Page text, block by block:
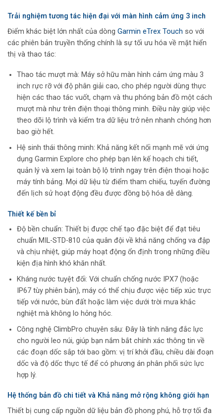
Trải nghiệm tương tác hiện đại với màn hình cảm ứng 3 inch
Điểm khác biệt lớn nhất của dòng Garmin eTrex Touch so với
các phiên bản truyền thống chính là sự tối ưu hóa về mặt hiển
thị và thao tác:
Thao tác mượt mà: Máy sở hữu màn hình cảm ứng màu 3
inch rực rỡ với độ phân giải cao, cho phép người dùng thực
hiện các thao tác vuốt, chạm và thu phóng bản đồ một cách
mượt mà như trên điện thoại thông minh. Điều này giúp việc
theo dõi lộ trình và kiểm tra dữ liệu trở nên nhanh chóng hơn
bao giờ hết.
Hệ sinh thái thông minh: Khả năng kết nối mạnh mẽ với ứng
dụng Garmin Explore cho phép bạn lên kế hoạch chi tiết,
quản lý và xem lại toàn bộ lộ trình ngay trên điện thoại hoặc
máy tính bảng. Mọi dữ liệu từ điểm tham chiếu, tuyến đường
đến lịch sử hoạt động đều được đồng bộ hóa dễ dàng.
Thiết kế bền bỉ
Độ bền chuẩn: Thiết bị được chế tạo đặc biệt để đạt tiêu
chuẩn MIL-STD-810 của quân đội về khả năng chống va đập
và chịu nhiệt, giúp máy hoạt động ổn định trong những điều
kiện địa hình khó khăn nhất.
Kháng nước tuyệt đối: Với chuẩn chống nước IPX7 (hoặc
IP67 tùy phiên bản), máy có thể chịu được việc tiếp xúc trực
tiếp với nước, bùn đất hoặc làm việc dưới trời mưa khắc
nghiệt mà không lo hỏng hóc.
Công nghệ ClimbPro chuyên sâu: Đây là tính năng đắc lực
cho người leo núi, giúp bạn nắm bắt chính xác thông tin về
các đoạn dốc sắp tới bao gồm: vị trí khởi đầu, chiều dài đoạn
dốc và độ dốc thực tế để có phương án phân phối sức lực
hợp lý.
Hệ thống bản đồ chi tiết và Khả năng mở rộng không giới hạn
Thiết bị cung cấp nguồn dữ liệu bản đồ phong phú, hỗ trợ tối đa